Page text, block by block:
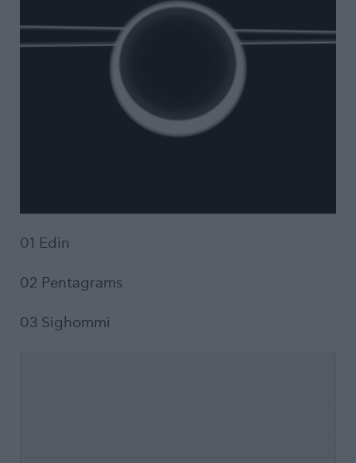
01 Edin
02 Pentagrams
03 Sighommi